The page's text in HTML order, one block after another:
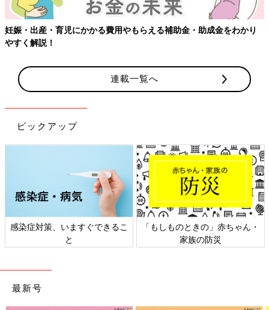
補助金・助成金をわかり 【ワクチン接種できるものも】妊婦の
連載一覧へ
ピックアップ
「もしものときの」赤ちゃん・
家族の防災
日本外来小児科学会リーフレ
ト検討会
最新号